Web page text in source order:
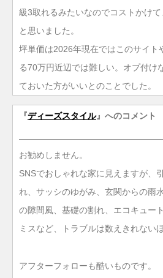
級3取れるみたいなのでコストかけ
と思いました。
坪単価は2026年現在ではこのサイト
る70万円近辺では難しい。オプ付け
ておいた方がいいとのことでした。
『ディーズスタイル』へのコメント
お勧めしません。
SNSでおしゃれな家に見えますが、
れ、サッシのゆがみ、玄関からの雨
の隙間風、基礎の割れ、エコキュー
ミスなど、トラブルは数えきれない
アフターフォローも酷いものです。